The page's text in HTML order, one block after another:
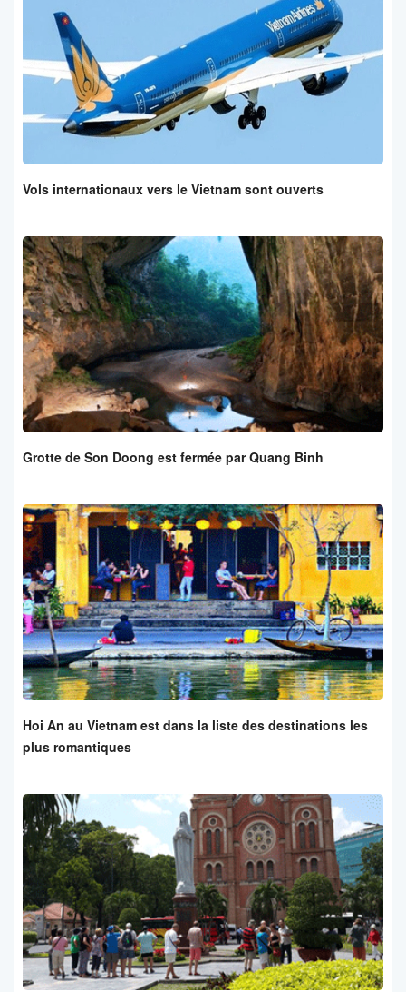
Vols internationaux vers le Vietnam sont ouverts
Grotte de Son Doong est fermée par Quang Binh
Hoi An au Vietnam est dans la liste des destinations les
plus romantiques